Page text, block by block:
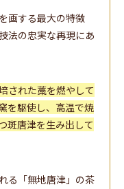
画する最大の特徴
法の忠実な再現にあ
された藁を燃やして
を駆使し、高温で焼
斑唐津を生み出して
る「無地唐津」の茶